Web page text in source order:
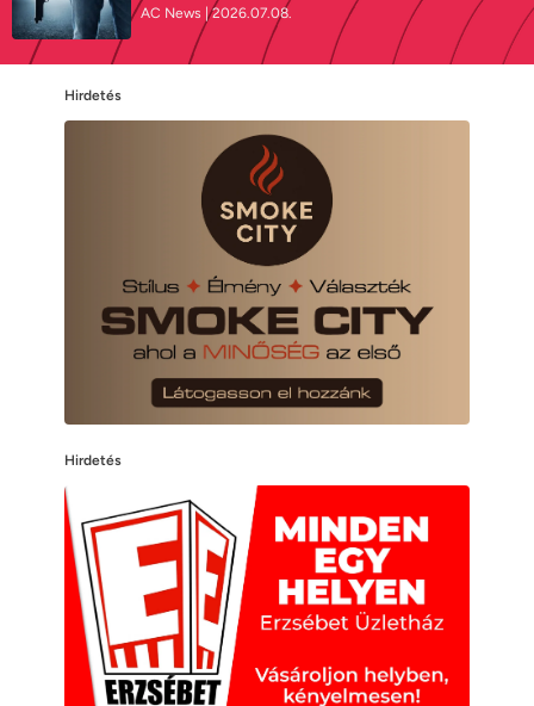
AC News 2026.07.08.
Hirdetés
Hirdetés